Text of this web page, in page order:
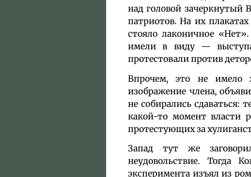
над головой
патриотов. На их
стояло лаконичное
имели в виду —
протестовали против
Впрочем, это не имело
изображение члена,
не собирались сдаваться:
какой-то момент власти
протестующих за
Запад тут же
неудовольствие. Тогда
эксперимента изъял из